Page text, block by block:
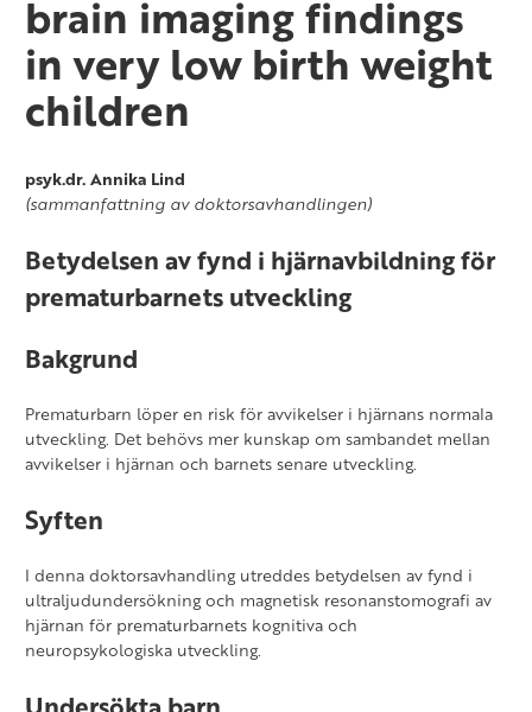
Lexicon and Grammar : Findings from
Full-Term and Very-Low-Birth-Weight
Finnish Children
brain imaging findings
in very low birth weight
children
psyk.dr. Annika Lind
(sammanfattning av doktorsavhandlingen)
Betydelsen av fynd i hjärnavbildning för
prematurbarnets utveckling
Bakgrund
Prematurbarn löper en risk för avvikelser i hjärnans normala
utveckling. Det behövs mer kunskap om sambandet mellan
avvikelser i hjärnan och barnets senare utveckling.
Syften
I denna doktorsavhandling utreddes betydelsen av fynd i
ultraljudundersökning och magnetisk resonanstomografi av
hjärnan för prematurbarnets kognitiva och
neuropsykologiska utveckling.